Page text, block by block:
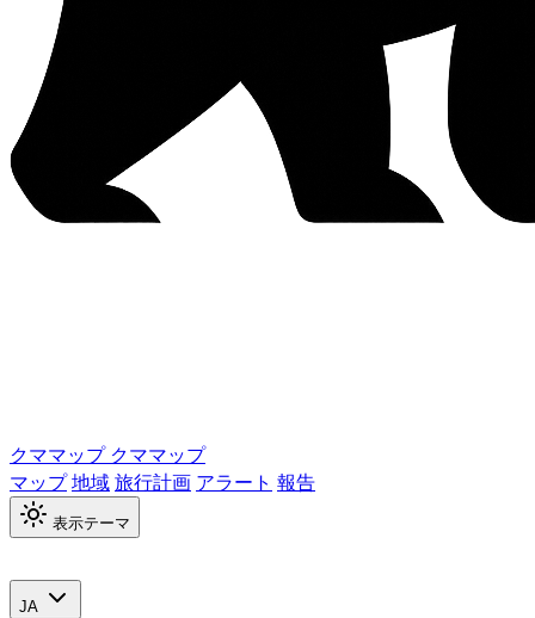
クママップ クママップ
マップ地域旅行計画 アラート 報告
表示テーマ
JA